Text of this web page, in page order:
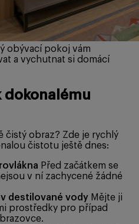
obývací pokoj vám
a vychutnat si domácí
dokonalému
čistý obraz? Zde je rychlý
čistotu ještě dnes:
Před začátkem se
v ní zachycené žádné
destilované vody Mějte ji
prostředky pro případ